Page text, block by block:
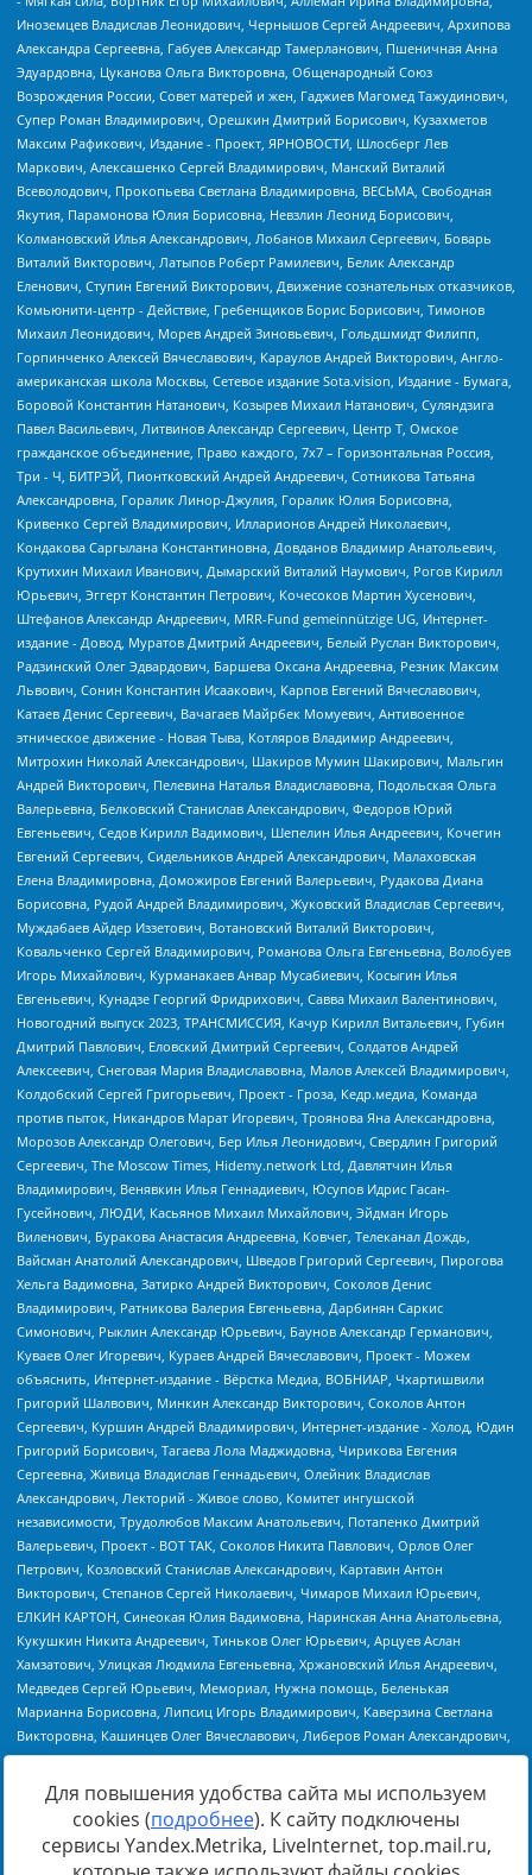
https://minjust.gov.ru/uploaded/files/reestr-
inostrannyih-agentov-22-03-2024.pdfданные на22.03.2024
Для повышения удобства сайта мы используем
cookies (подробнее). К сайту подключены
сервисы Yandex.Metrika, LiveInternet, top.mail.ru,